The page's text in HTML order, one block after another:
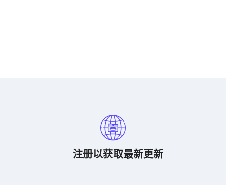
注册以获取最新更新